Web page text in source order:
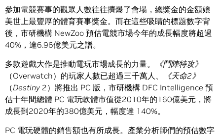
參加電競賽事的觀眾人數往往擠爆了會場，總獎金的金額媲
美世上最豐厚的體育賽事獎金。而在這些吸睛的標題數字背
後，市研機構 NewZoo 預估電競市場今年的成長幅度將超過
40%，達6.96億美元之譜。
多款遊戲大作是推動電玩市場成長的力量。
《鬥陣特攻》
（Overwatch）的玩家人數已超過三千萬人、
《天命2》
（Destiny 2）將推出 PC 版，市研機構 DFC Intelligence 預
估十年間總體 PC 電玩軟體市值從2010年的160億美元，將
成長到2020年的380億美元，幅度達 140%。
PC 電玩硬體的銷售額也有所成長。產業分析師們的預估數字